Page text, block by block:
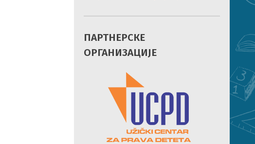
ПАРТНЕРСКЕ
ОРГАНИЗАЦИЈЕ